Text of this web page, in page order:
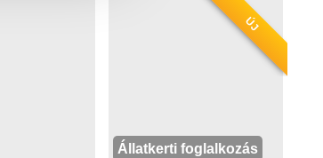
ÚJ
Állatkerti foglalkozás